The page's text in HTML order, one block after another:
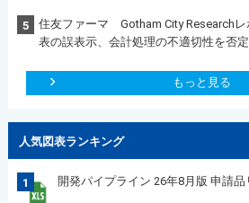
5
住友ファーマ Gotham City Research
表の誤表示、会計処理の不適切性を否定
もっと見る
人気図表ランキング
1 開発パイプライン 26年8月版 申請品